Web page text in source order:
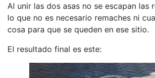
Al unir las dos asas no se escapan las
lo que no es necesario remaches ni
cosa para que se queden en ese sitio.
El resultado final es este: